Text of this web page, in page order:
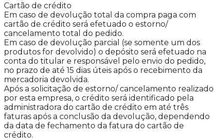
Cartão de crédito
Em caso de devolução total da compra paga com
cartão de crédito será efetuado o estorno/
cancelamento total do pedido.
Em caso de devolução parcial (se somente um dos
produtos for devolvido) o depósito será efetuado na
conta do titular e responsável pelo envio do pedido,
no prazo de até 15 dias úteis após o recebimento da
mercadoria devolvida.
Após a solicitação de estorno/ cancelamento realizado
por esta empresa, o crédito será identificado pela
administradora do cartão de crédito em até três
faturas após a conclusão da devolução, dependendo
da data de fechamento da fatura do cartão de
crédito.